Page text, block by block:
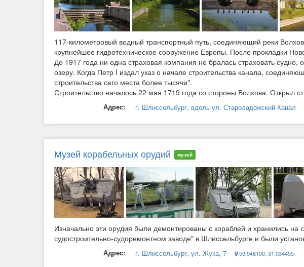
117-километровый водный транспортный путь, соединяющий реки
крупнейшее гидротехническое сооружение Европы. После прокладки
До 1917 года ни одна страховая компания не бралась страховать
озеру. Когда Петр I издал указ о начале строительства канала,
строительства сего места более тысячи".
Строительство началось 22 мая 1719 года со стороны Волхова. Открыл
Адрес: г. Шлиссельбург, вдоль ул. Староладожский Канал
Музей корабельных орудий музей
Изначально эти орудия были демонтированы с кораблей и хранились
судостроительно-судоремонтном заводе" в Шлиссельбурге и были
Адрес: г. Шлиссельбург, ул. Жука, 7 59.946100, 31.034455